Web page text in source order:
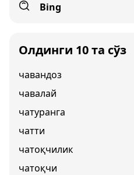
Bing
Олдинги 10 та сўз
чавандоз
чавалай
чатуранга
чатти
чатоқчилик
чатоқчи